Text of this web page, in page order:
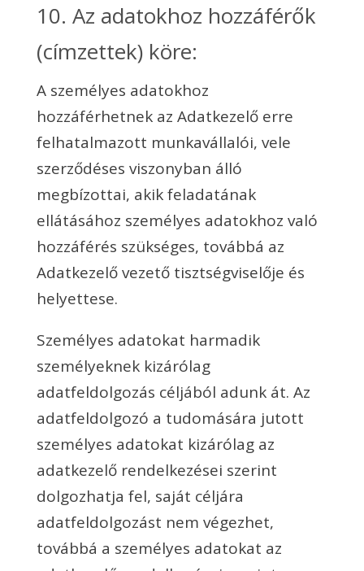
10. Az adatokhoz hozzáférők
(címzettek) köre:
A személyes adatokhoz
hozzáférhetnek az Adatkezelő erre
felhatalmazott munkavállalói, vele
szerződéses viszonyban álló
megbízottai, akik feladatának
ellátásához személyes adatokhoz való
hozzáférés szükséges, továbbá az
Adatkezelő vezető tisztségviselője és
helyettese.
Személyes adatokat harmadik
személyeknek kizárólag
adatfeldolgozás céljából adunk át. Az
adatfeldolgozó a tudomására jutott
személyes adatokat kizárólag az
adatkezelő rendelkezései szerint
dolgozhatja fel, saját céljára
adatfeldolgozást nem végezhet,
továbbá a személyes adatokat az